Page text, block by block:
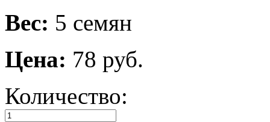
Вес: 5 семян
Цена: 78 руб.
Количество: